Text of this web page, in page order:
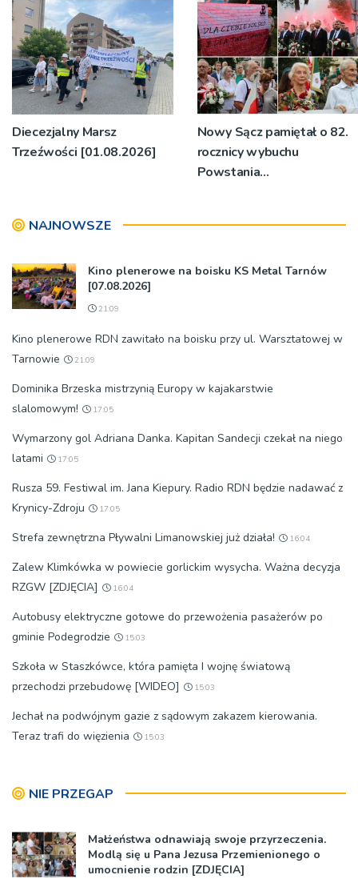
Diecezjalny Marsz
Trzeźwości [01.08.2026]
Nowy Sącz pamiętał o 82.
rocznicy wybuchu
Powstania
NAJNOWSZE
Kino plenerowe na boisku KS Metal Tarnów
[07.08.2026]
21:09
Kino plenerowe RDN zawitało na boisku przy ul. Warsztatowej w
Tarnowie
21:09
Dominika Brzeska mistrzynią Europy w kajakarstwie
slalomowym!
17:05
Wymarzony gol Adriana Danka. Kapitan Sandecji czekał na niego
latami
17:05
Rusza 59. Festiwal im. Jana Kiepury. Radio RDN będzie nadawać z
Krynicy-Zdroju
17:05
Strefa zewnętrzna Pływalni Limanowskiej już działa! 16:04
Zalew Klimkówka w powiecie gorlickim wysycha. Ważna decyzja
RZGW [ZDJĘCIA]
16:04
Autobusy elektryczne gotowe do przewożenia pasażerów po
gminie Podegrodzie
15:03
Szkoła w Staszkówce, która pamięta I wojnę światową
przechodzi przebudowę [WIDEO]
15:03
Jechał na podwójnym gazie z sądowym zakazem kierowania.
Teraz trafi do więzienia
15:03
NIE PRZEGAP
Małżeństwa odnawiają swoje przyrzeczenia.
Modlą się u Pana Jezusa Przemienionego o
umocnienie rodzin [ZDJĘCIA]